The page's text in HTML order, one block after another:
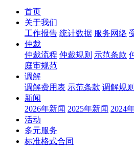
首页
关于我们
工作报告 统计数据 服务网络
仲裁
仲裁流程 仲裁规则 示范条款
庭审规范
调解
调解费用表 示范条款 调解规则
新闻
2026年新闻 2025年新闻 2024
活动
多元服务
标准格式合同